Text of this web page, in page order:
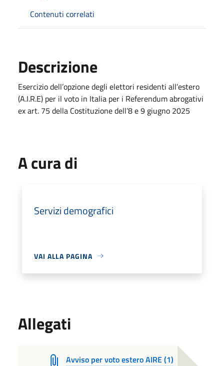
Contenuti correlati
Descrizione
Esercizio dell’opzione degli elettori residenti all’estero
(A.I.R.E) per il voto in Italia per i Referendum abrogativi
ex art. 75 della Costituzione dell’8 e 9 giugno 2025
A cura di
Servizi demografici
VAI ALLA PAGINA
Allegati
Avviso per voto estero AIRE (1)